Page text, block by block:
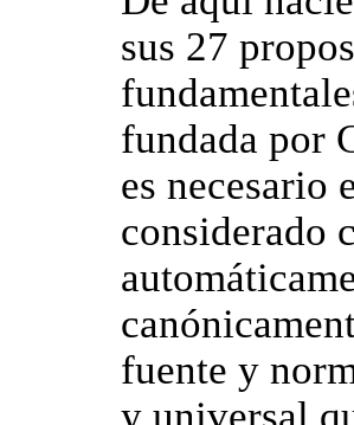
sus 27
fundada por
es necesario
considerado
fuente y
y universal